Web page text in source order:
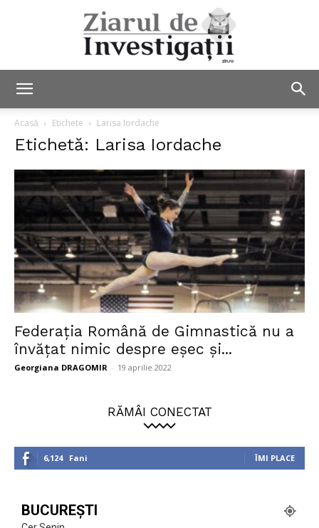
Investigații
Acasă Etichete Larisa Iordache
Etichetă: Larisa Iordache
Federaţia Română de Gimnastică nu a
învăţat nimic despre eşec şi...
Georgiana DRAGOMIR - 19 aprilie 2022
RĂMÂI CONECTAT
6,124 Fani ÎMI PLACE
BUCUREȘTI